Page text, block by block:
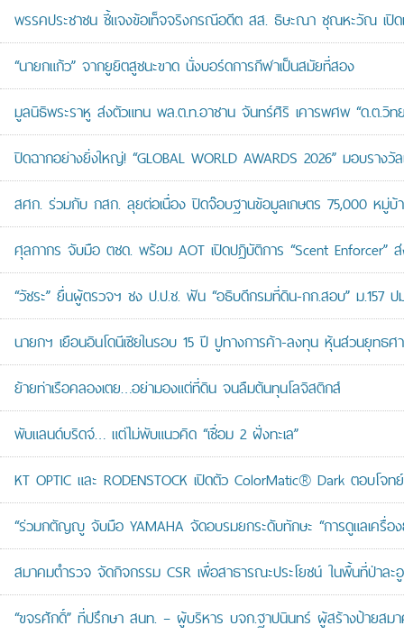
พรรคประชาชน ชี้แจงข้อเท็จจริงกรณีอดีต สส. ธิษะณา ชุณหะวัณ เปิด
“นายกแก้ว” จากยูยิตสูชนะขาด นั่งบอร์ดการกีฬาเป็นสมัยที่สอง
มูลนิธิพระราหู ส่งตัวแทน พล.ต.ท.อาชาน จันทร์ศิริ เคารพศพ “ด.ต.วิท
ปิดฉากอย่างยิ่งใหญ่! “GLOBAL WORLD AWARDS 2026” มอบรา
สศก. ร่วมกับ กสก. ลุยต่อเนื่อง ปิดจ๊อบฐานข้อมูลเกษตร 75,000 หมู่
ศุลกากร จับมือ ตชด. พร้อม AOT เปิดปฏิบัติการ “Scent Enforcer”
“วัชระ” ยื่นผู้ตรวจฯ ชง ป.ป.ช. ฟัน “อธิบดีกรมที่ดิน-กก.สอบ” ม.157 ป
นายกฯ เยือนอินโดนีเซียในรอบ 15 ปี ปูทางการค้า-ลงทุน หุ้นส่วนยุทธศ
ย้ายท่าเรือคลองเตย…อย่ามองแต่ที่ดิน จนลืมต้นทุนโลจิสติกส์
พับแลนด์บริดจ์… แต่ไม่พับแนวคิด “เชื่อม 2 ฝั่งทะเล”
KT OPTIC และ RODENSTOCK เปิดตัว ColorMatic® Dark ตอบโจ
“ร่วมกตัญญู จับมือ YAMAHA จัดอบรมยกระดับทักษะ “การดูแลเครื่อ
สมาคมตำรวจ จัดกิจกรรม CSR เพื่อสาธารณะประโยชน์ ในพื้นที่ป่าละอู
“ขจรศักดิ์” ที่ปรึกษา สนท. – ผู้บริหาร บจก.ฐาปนินทร์ ผู้สร้างป้ายสม